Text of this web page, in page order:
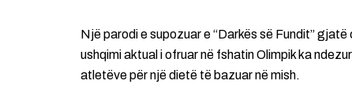
Një parodi e supozuar e “Darkës së Fundit”
ushqimi aktual i ofruar në fshatin Olimpik ka
atletëve për një dietë të bazuar në mish.